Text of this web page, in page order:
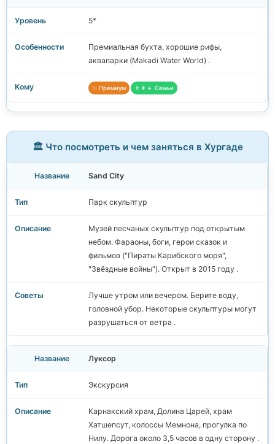
5*
Премиальная бухта, хорошие рифы,
аквапарки (Makadi Water World) .
✨ Премиум 👨‍👩‍👧 Семьи
🏛️ Что посмотреть и чем заняться в Хургаде
Sand City
Парк скульптур
Музей песчаных скульптур под открытым
небом. Фараоны, боги, герои сказок и
фильмов ("Пираты Карибского моря",
"Звёздные войны"). Открыт в 2015 году .
Лучше утром или вечером. Берите воду,
головной убор. Некоторые скульптуры могут
разрушаться от ветра .
Луксор
Экскурсия
Карнакский храм, Долина Царей, храм
Хатшепсут, колоссы Мемнона, прогулка по
Нилу. Дорога около 3,5 часов в одну сторону .